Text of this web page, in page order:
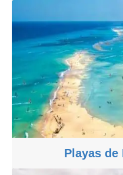
Playas de